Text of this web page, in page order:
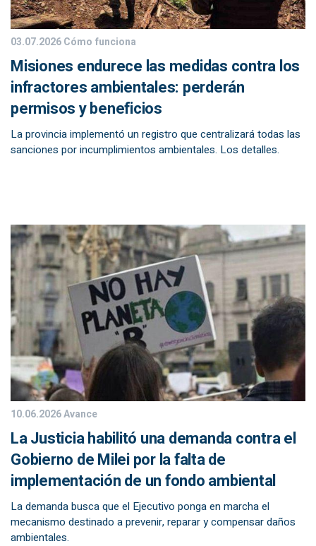
03.07.2026Cómo funciona
Misiones endurece las medidas contra los
infractores ambientales: perderán
permisos y beneficios
La provincia implementó un registro que centralizará todas las
sanciones por incumplimientos ambientales. Los detalles.
10.06.2026Avance
La Justicia habilitó una demanda contra el
Gobierno de Milei por la falta de
implementación de un fondo ambiental
La demanda busca que el Ejecutivo ponga en marcha el
mecanismo destinado a prevenir, reparar y compensar daños
ambientales.